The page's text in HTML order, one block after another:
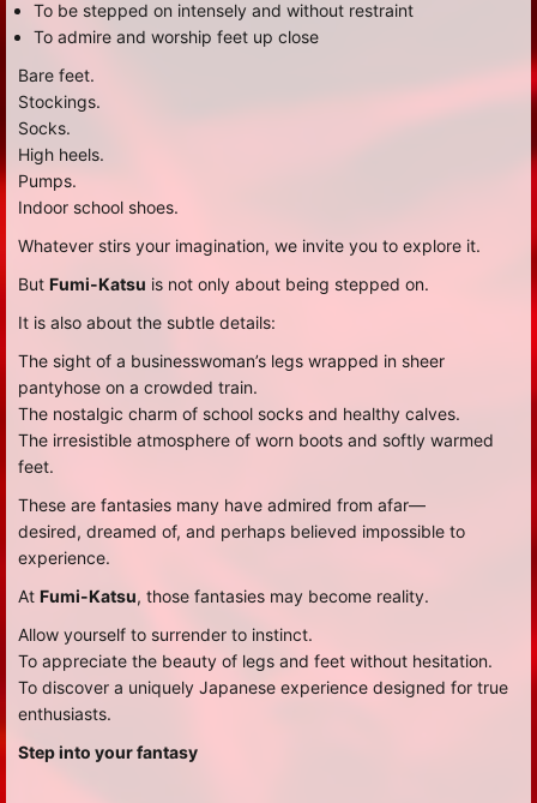
To be stepped on intensely and without restraint
To admire and worship feet up close
Bare feet.
Stockings.
Socks.
High heels.
Pumps.
Indoor school shoes.
Whatever stirs your imagination, we invite you to explore it.
But Fumi-Katsu is not only about being stepped on.
It is also about the subtle details:
The sight of a businesswoman’s legs wrapped in sheer
pantyhose on a crowded train.
The nostalgic charm of school socks and healthy calves.
The irresistible atmosphere of worn boots and softly warmed
feet.
These are fantasies many have admired from afar—
desired, dreamed of, and perhaps believed impossible to
experience.
At Fumi-Katsu, those fantasies may become reality.
Allow yourself to surrender to instinct.
To appreciate the beauty of legs and feet without hesitation.
To discover a uniquely Japanese experience designed for true
enthusiasts.
Step into your fantasy